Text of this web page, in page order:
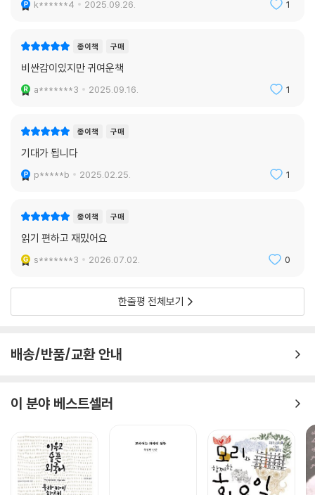
k******4 2025.09.26. 1
종이책 구매
비싼감이있지만 귀여운책
a*******3 2025.09.16. 1
종이책 구매
기대가 됩니다
p*****b 2025.02.25. 1
종이책 구매
읽기 편하고 재밌어요
s*******3 2026.07.02. 0
한줄평 전체보기
배송/반품/교환 안내
이 분야 베스트셀러